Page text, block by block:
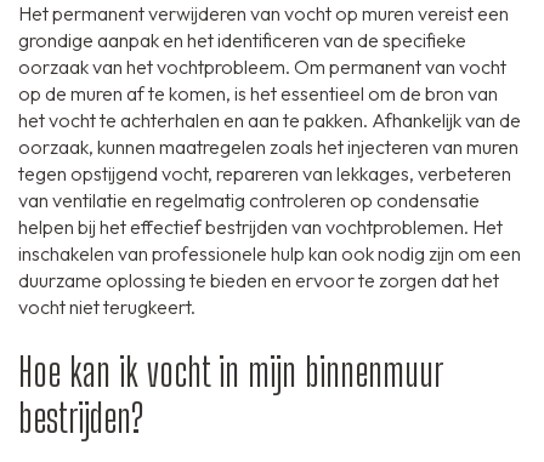
Het permanent verwijderen van vocht op muren vereist een
grondige aanpak en het identificeren van de specifieke
oorzaak van het vochtprobleem. Om permanent van vocht
op de muren af te komen, is het essentieel om de bron van
het vocht te achterhalen en aan te pakken. Afhankelijk van de
oorzaak, kunnen maatregelen zoals het injecteren van muren
tegen opstijgend vocht, repareren van lekkages, verbeteren
van ventilatie en regelmatig controleren op condensatie
helpen bij het effectief bestrijden van vochtproblemen. Het
inschakelen van professionele hulp kan ook nodig zijn om een
duurzame oplossing te bieden en ervoor te zorgen dat het
vocht niet terugkeert.
Hoe kan ik vocht in mijn binnenmuur
bestrijden?